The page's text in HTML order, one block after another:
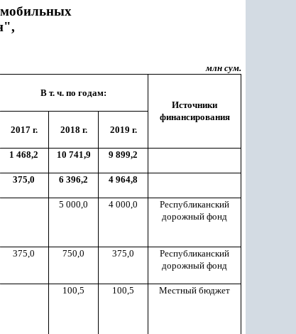
млн сум.
В т. ч. по годам:
Источники
финансирования
2017 г.
2018 г. 2019 г.
1 468,2 10 741,9 9 899,2
375,0 6 396,2 4 964,8
5 000,0 4 000,0
Республиканский
дорожный фонд
375,0 750,0 375,0
Республиканский
дорожный фонд
100,5 100,5 Местный бюджет